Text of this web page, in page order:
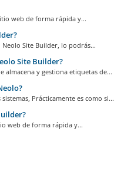
web de forma rápida y...
Site Builder, lo podrás...
Site Builder?
almacena y gestiona etiquetas de...
Prácticamente es como si...
web de forma rápida y...